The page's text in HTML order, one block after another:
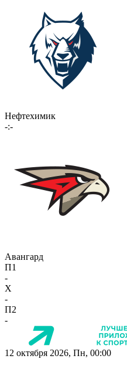
Нефтехимик
-:-
Авангард
П1
-
X
-
П2
-
12 октября 2026, Пн, 00:00